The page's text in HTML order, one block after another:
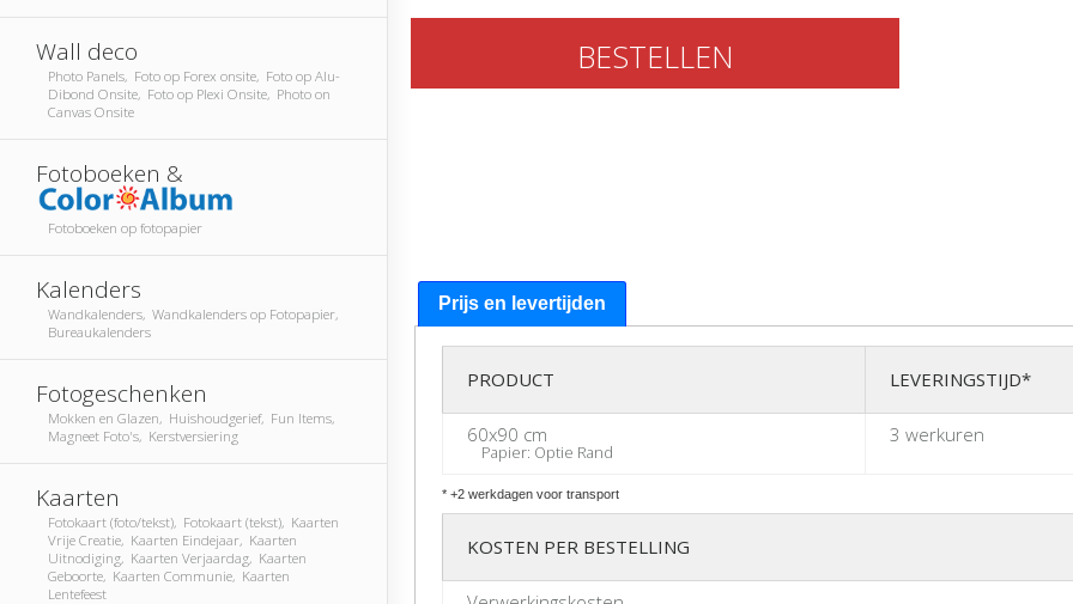
Wall deco
Photo Panels, Foto op Forex onsite, Foto op Alu-
Dibond Onsite, Foto op Plexi Onsite, Photo on
Canvas Onsite
Fotoboeken &
Fotoboeken op fotopapier
Kalenders
Wandkalenders, Wandkalenders op Fotopapier,
Bureaukalenders
Fotogeschenken
Mokken en Glazen, Huishoudgerief, Fun Items,
Magneet Foto's, Kerstversiering
Kaarten
Fotokaart (foto/tekst), Fotokaart (tekst), Kaarten
Vrije Creatie, Kaarten Eindejaar, Kaarten
Uitnodiging, Kaarten Verjaardag, Kaarten
Geboorte, Kaarten Communie, Kaarten
Lentefeest
BESTELLEN
Prijs en levertijden
PRODUCT LEVERINGSTIJD*
60x90 cm
Papier: Optie Rand
3 werkuren
* +2 werkdagen voor transport
KOSTEN PER BESTELLING